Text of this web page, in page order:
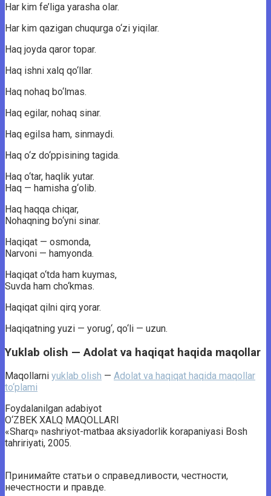
Har kim fe’liga yarasha olar.
Har kim qazigan chuqurga o‘zi yiqilar.
Haq joyda qaror topar.
Haq ishni xalq qo‘llar.
Haq nohaq bo‘lmas.
Haq egilar, nohaq sinar.
Haq egilsa ham, sinmaydi.
Haq o‘z do‘ppisining tagida.
Haq o‘tar, haqlik yutar.
Haq — hamisha g‘olib.
Haq haqqa chiqar,
Nohaqning bo‘yni sinar.
Haqiqat — osmonda,
Narvoni — hamyonda.
Haqiqat o‘tda ham kuymas,
Suvda ham cho‘kmas.
Haqiqat qilni qirq yorar.
Haqiqatning yuzi — yorug‘, qo‘li — uzun.
Yuklab olish — Adolat va haqiqat haqida maqollar
Maqollarni yuklab olish — Adolat va haqiqat haqida maqollar
to‘plami
Foydalanilgan adabiyot
O‘ZBEK XALQ MAQOLLARI
«Sharq» nashriyot-matbaa aksiyadorlik korapaniyasi Bosh
tahririyati, 2005.
Принимайте статьи о справедливости, честности,
нечестности и правде.